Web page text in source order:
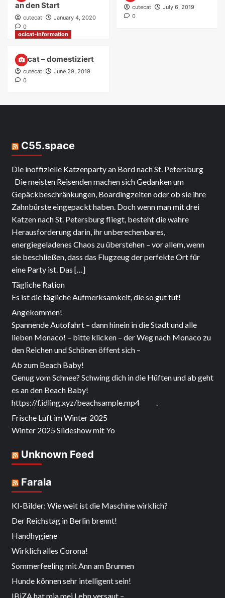
an den Start
cutecat
January 4, 2020
0
cutecat
July 6, 2019
0
ocicat-information
Ocicat – domestiziert
cutecat
June 29, 2019
0
C55.space
Die inoffizielle Katzenparty an Bord nach St. Petersburg
Die meisten Reisenden machen sich Gedanken um
Gepäckbeschränkungen, Boardingzeiten oder ob sie ihre
Zahnbürste eingepackt haben. Doch wenn man mit drei
Katzen nach St. Petersburg fliegt, besteht die wahre
Herausforderung darin, ihr unberechenbares,
energiegeladenes Chaos zu überstehen – vor allem, wenn
sie beschließen, dass das Flugzeug der perfekte Ort für
eine Party ist. Das […]
Tägliche Ration
Es ist die tägliche Aufmerksamkeit, die so gut tut!
Angekommen!
Spannende Autofahrt – dann hinein in die Stadt und alle
lieben Monaco! – bitte klicken – der Weg nach Monaco zu
den Reichen und Schönen öffent sich –
Ab zum Beach Baby!
Genug vom Schnee? Schwing dich in die Hüften und ab geht
es an den Beach Baby!
https://f.idling.xyz/beachsample.mp4 .
Frische Luft im Winter 2025
Winter 2025 Slideshow mit Yo
Unknown Feed
Farala
KI-Bilder: Wie weit ist die Maschine wirklich?
Der Reichstag in Berlin brennt!
Handhygiene
Wirklich alles Corona!
Sommerfeeling mit Ann am Brunnen
Hunde können sehr intelligent sein!
IBiZA hat mia mei Lebn versaut –